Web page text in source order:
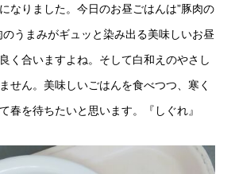
なりました。今日のお昼ごはんは”豚肉の
のうまみがギュッと染み出る美味しいお昼
く合いますよね。そして白和えのやさし
せん。美味しいごはんを食べつつ、寒く
春を待ちたいと思います。『しぐれ』